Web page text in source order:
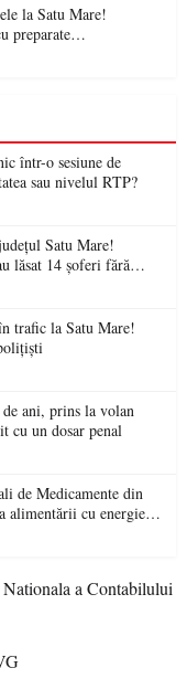
preparate
într-o sesiune de
sau nivelul RTP?
Satu Mare!
lăsat 14 șoferi fără
trafic la Satu Mare!
ani, prins la volan
cu un dosar penal
de Medicamente din
alimentării cu energie
va pune în pericol